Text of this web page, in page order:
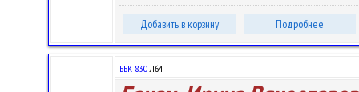
Добавить в корзину Подробнее
ББК 83.0Л64